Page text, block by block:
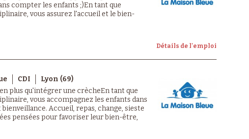
compter les enfants ;)En tant que
vous assurez l'accueil et le bien-
Détails de l'emploi
CDI
Lyon (69)
plus qu'intégrer une crècheEn tant que
vous accompagnez les enfants dans
Accueil, repas, change, sieste
pensées pour favoriser leur bien-être,